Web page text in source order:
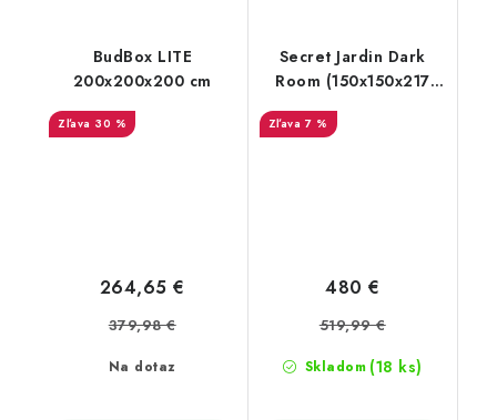
BudBox LITE
200x200x200 cm
30 %
Na dotaz
264,65 €
379,98 €
Secret Jardin Dark
Room (150x150x217
cm) rev. 4.0
7 %
Skladom (18 ks)
480 €
519,99 €